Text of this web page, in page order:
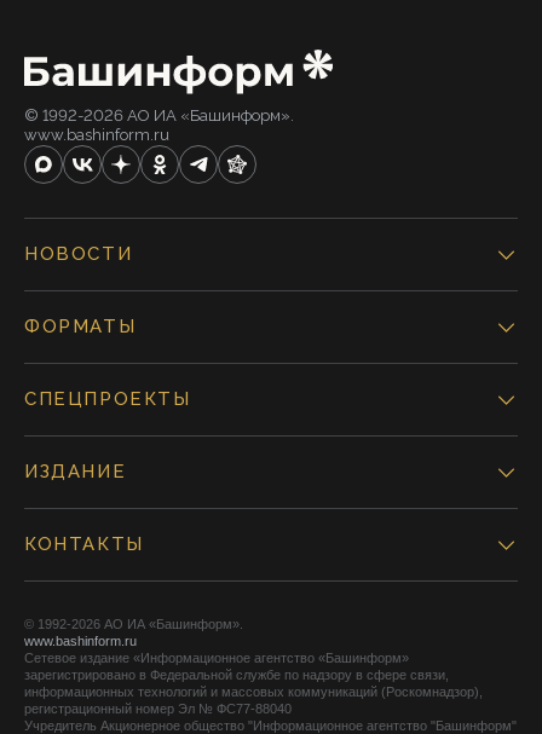
© 1992-2026 АО ИА «Башинформ».
www.bashinform.ru
НОВОСТИ
ФОРМАТЫ
СПЕЦПРОЕКТЫ
ИЗДАНИЕ
КОНТАКТЫ
© 1992-2026 АО ИА «Башинформ».
www.bashinform.ru
Сетевое издание «Информационное агентство «Башинформ»
зарегистрировано в Федеральной службе по надзору в сфере связи,
информационных технологий и массовых коммуникаций (Роскомнадзор),
регистрационный номер Эл № ФС77-88040
Учредитель Акционерное общество "Информационное агентство "Башинформ"